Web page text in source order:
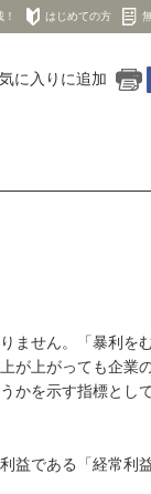
はじめての方
に入りに追加
ません。「暴利を
が上がっても企業
かを示す指標とし
益である「経常利